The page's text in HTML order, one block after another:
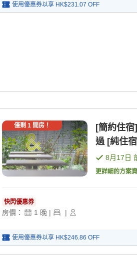
使用優惠券以享 HK$231.07 OFF
僅剩 1 間房！
[簡約住
過 [純住
8月17日
更詳細的方案
快閃優惠券
房價： 1 晚 | |
使用優惠券以享 HK$246.86 OFF